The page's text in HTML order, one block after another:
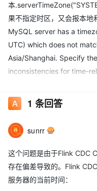
本
果不指定时区，又会报本
MySQL server has a
UTC) which does not
Asia/Shanghai. Specify
inconsistencies for time-
这个fix
https://
connectors/commit/
6bc068d3
1 条回答
sunrr
这个问题是由于Flink CDC
存在偏差导致的。Flink
服务器的当前时间：